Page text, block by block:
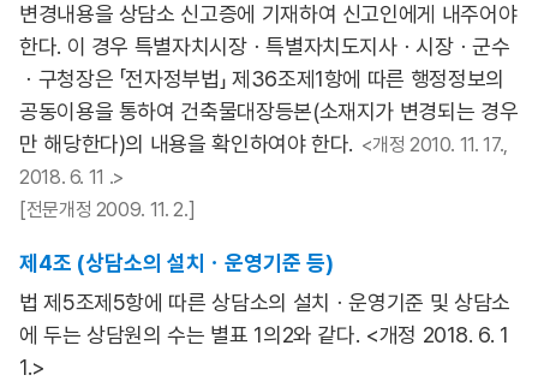
변경내용을 상담소 신고증에 기재하여 신고인에게 내주어야
한다. 이 경우 특별자치시장ㆍ특별자치도지사ㆍ시장ㆍ군수
ㆍ구청장은 「전자정부법」 제36조제1항에 따른 행정정보의
공동이용을 통하여 건축물대장등본(소재지가 변경되는 경우
만 해당한다)의 내용을 확인하여야 한다. <개정 2010. 11. 17.,
2018. 6. 11 .>
[전문개정 2009. 11. 2.]
제4조 (상담소의 설치ㆍ운영기준 등)
법 제5조제5항에 따른 상담소의 설치ㆍ운영기준 및 상담소
에 두는 상담원의 수는 별표 1의2와 같다. <개정 2018. 6. 1
1.>